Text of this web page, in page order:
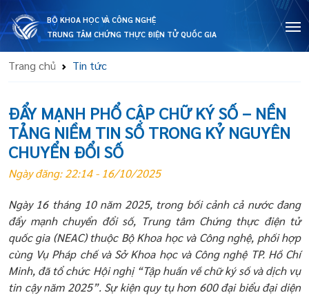
BỘ KHOA HỌC VÀ CÔNG NGHỆ
TRUNG TÂM CHỨNG THỰC ĐIỆN TỬ QUỐC GIA
Trang chủ Tin tức
ĐẨY MẠNH PHỔ CẬP CHỮ KÝ SỐ – NỀN
TẢNG NIỀM TIN SỐ TRONG KỶ NGUYÊN
CHUYỂN ĐỔI SỐ
Ngày đăng: 22:14 - 16/10/2025
Ngày 16 tháng 10 năm 2025, trong bối cảnh cả nước đang
đẩy mạnh chuyển đổi số, Trung tâm Chứng thực điện tử
quốc gia (NEAC) thuộc Bộ Khoa học và Công nghệ, phối hợp
cùngVụ Pháp chế và Sở Khoa học và Công nghệ TP. Hồ Chí
Minh, đã tổ chức Hội nghị “Tập huấn về chữ ký số và dịch vụ
tin cậy năm 2025”. Sự kiện quy tụ hơn 600 đại biểu đại diện